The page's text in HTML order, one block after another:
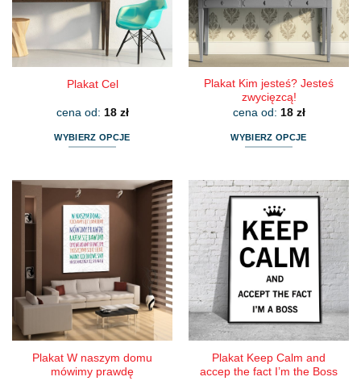
na
stronie
produktu
na
stronie
produktu
Plakat Cel
cena od: 18 zł
WYBIERZ OPCJE
ma
wiele
wariantów.
Opcje
można
wybrać
na
stronie
produktu
Plakat Kim jesteś? Jesteś
zwycięzcą!
cena od: 18 zł
WYBIERZ OPCJE
ma
wiele
wariantów.
Opcje
można
wybrać
na
stronie
produktu
Plakat W naszym domu
mówimy prawdę
Plakat Keep Calm and
accep the fact I’m the Boss